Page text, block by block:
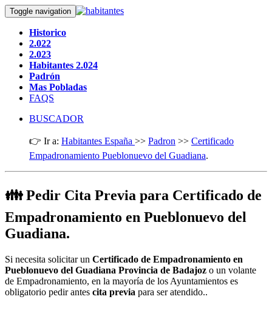
Toggle navigation
Historico
2.022
2.023
Habitantes 2.024
Padrón
Mas Pobladas
FAQS
BUSCADOR
👉 Ir a: Habitantes España >> Padron >> Certificado
Empadronamiento Pueblonuevo del Guadiana.
👪 Pedir Cita Previa para Certificado de
Empadronamiento en Pueblonuevo del
Guadiana.
Si necesita solicitar un Certificado de Empadronamiento en
Pueblonuevo del Guadiana Provincia de Badajoz o un volante
de Empadronamiento, en la mayoría de los Ayuntamientos es
obligatorio pedir antes cita previa para ser atendido..